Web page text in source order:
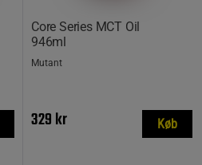
Core Series MCT Oil
946ml
Mutant
329 kr Køb